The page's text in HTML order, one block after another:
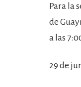
Artes
Para la
de
a las
29 de